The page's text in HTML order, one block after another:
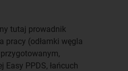
tutaj prowadnik
pracy (odłamki węgla
PPDS, łańcuch